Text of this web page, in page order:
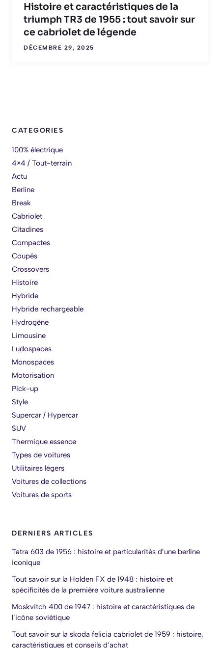
Histoire et caractéristiques de la
triumph TR3 de 1955 : tout savoir sur
ce cabriolet de légende
DÉCEMBRE 29, 2025
CATEGORIES
100% électrique
4×4 / Tout-terrain
Actu
Berline
Break
Cabriolet
Citadines
Compactes
Coupés
Crossovers
Histoire
Hybride
Hybride rechargeable
Hydrogène
Limousine
Ludospaces
Monospaces
Motorisation
Pick-up
Style
Supercar / Hypercar
SUV
Thermique essence
Types de voitures
Utilitaires légers
Voitures de collections
Voitures de sports
DERNIERS ARTICLES
Tatra 603 de 1956 : histoire et particularités d’une berline
iconique
Tout savoir sur la Holden FX de 1948 : histoire et
spécificités de la première voiture australienne
Moskvitch 400 de 1947 : histoire et caractéristiques de
l’icône soviétique
Tout savoir sur la skoda felicia cabriolet de 1959 : histoire,
caractéristiques et conseils d’achat